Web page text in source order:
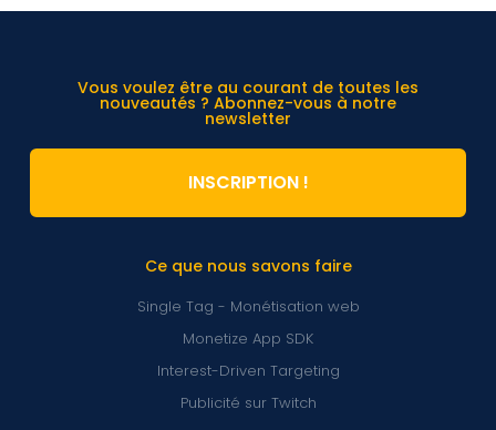
Ce que nous savons faire
Single Tag - Monétisation web
Monetize App SDK
Interest-Driven Targeting
Publicité sur Twitch
Vous voulez être au courant de toutes les
nouveautés ? Abonnez-vous à notre
newsletter
INSCRIPTION !